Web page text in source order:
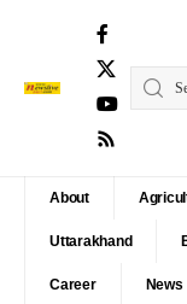
About
Uttarakhand
Career News